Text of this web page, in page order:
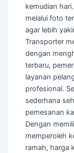
kemudian
melalui foto
agar lebih
Transporter
dengan
terbaru,
layanan
profesional.
sederhana
pemesanan
Dengan
memperoleh
ramah, harga